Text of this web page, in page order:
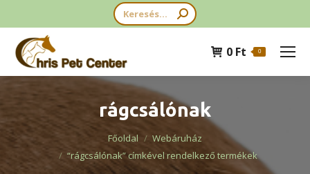
Search:
0 Ft 0
rágcsálónak
You are here: Főoldal
Webáruház
“rágcsálónak” címkével rendelkező termékek